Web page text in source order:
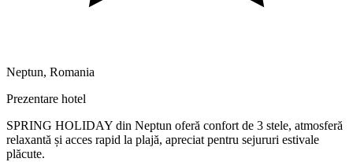
Neptun, Romania
Prezentare hotel
SPRING HOLIDAY din Neptun oferă confort de 3 stele, atmosferă
relaxantă și acces rapid la plajă, apreciat pentru sejururi estivale
plăcute.